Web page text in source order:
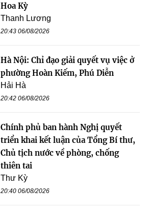
Hoa Kỳ
Thanh Lương
20:43 06/08/2026
Hà Nội: Chỉ đạo giải quyết vụ việc ở
phường Hoàn Kiếm, Phú Diễn
Hải Hà
20:42 06/08/2026
Chính phủ ban hành Nghị quyết
triển khai kết luận của Tổng Bí thư,
Chủ tịch nước về phòng, chống
thiên tai
Thư Kỳ
20:40 06/08/2026